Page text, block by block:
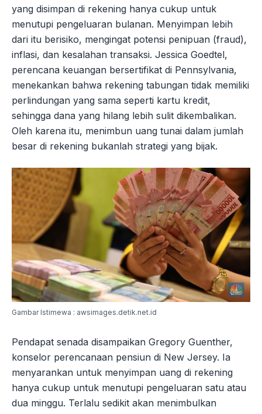
yang disimpan di rekening hanya cukup untuk
menutupi pengeluaran bulanan. Menyimpan lebih
dari itu berisiko, mengingat potensi penipuan (fraud),
inflasi, dan kesalahan transaksi. Jessica Goedtel,
perencana keuangan bersertifikat di Pennsylvania,
menekankan bahwa rekening tabungan tidak memiliki
perlindungan yang sama seperti kartu kredit,
sehingga dana yang hilang lebih sulit dikembalikan.
Oleh karena itu, menimbun uang tunai dalam jumlah
besar di rekening bukanlah strategi yang bijak.
Gambar Istimewa : awsimages.detik.net.id
Pendapat senada disampaikan Gregory Guenther,
konselor perencanaan pensiun di New Jersey. Ia
menyarankan untuk menyimpan uang di rekening
hanya cukup untuk menutupi pengeluaran satu atau
dua minggu. Terlalu sedikit akan menimbulkan